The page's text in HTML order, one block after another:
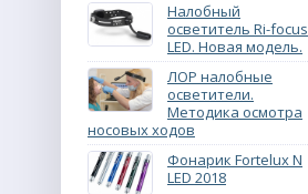
Налобный
осветитель Ri-focus
LED. Новая модель.
ЛОР налобные
осветители.
Методика осмотра
носовых ходов
Фонарик Fortelux N
LED 2018